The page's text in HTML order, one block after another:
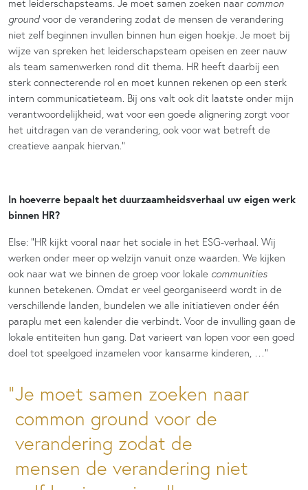
met leiderschapsteams. Je moet samen zoeken naar common
ground voor de verandering zodat de mensen de verandering
niet zelf beginnen invullen binnen hun eigen hoekje. Je moet bij
wijze van spreken het leiderschapsteam opeisen en zeer nauw
als team samenwerken rond dit thema. HR heeft daarbij een
sterk connecterende rol en moet kunnen rekenen op een sterk
intern communicatieteam. Bij ons valt ook dit laatste onder mijn
verantwoordelijkheid, wat voor een goede alignering zorgt voor
het uitdragen van de verandering, ook voor wat betreft de
creatieve aanpak hiervan.”
In hoeverre bepaalt het duurzaamheidsverhaal uw eigen werk
binnen HR?
Else: “HR kijkt vooral naar het sociale in het ESG-verhaal. Wij
werken onder meer op welzijn vanuit onze waarden. We kijken
ook naar wat we binnen de groep voor lokale communities
kunnen betekenen. Omdat er veel georganiseerd wordt in de
verschillende landen, bundelen we alle initiatieven onder één
paraplu met een kalender die verbindt. Voor de invulling gaan de
lokale entiteiten hun gang. Dat varieert van lopen voor een goed
doel tot speelgoed inzamelen voor kansarme kinderen, …”
Je moet samen zoeken naar
common ground voor de
verandering zodat de
mensen de verandering niet